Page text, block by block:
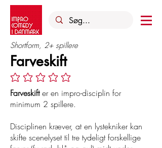
Shortform, 2+ spillere
Farveskift
Ingen bedømmelser endnu
Farveskifter en impro-disciplin for
minimum 2 spillere.
Disciplinen kræver, at en lystekniker kan
skifte scenelyset til tre tydeligt forskellige